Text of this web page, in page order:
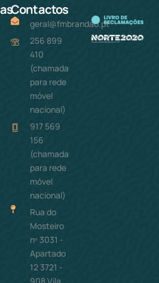
Contactos
geral@fmbrandao.pt
256 899
410
(chamada
para rede
móvel
nacional)
917 569
156
(chamada
para rede
móvel
nacional)
Rua do
Mosteiro
nº 3031 -
Apartado
12 3721 -
908 Vila